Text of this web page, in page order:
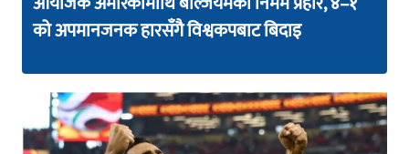
को अपमानजनक हारसँगै विश्वकपबाट बिदाइ